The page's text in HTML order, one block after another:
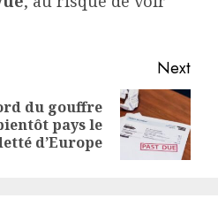
Next
du gouffre
pays le
d’Europe